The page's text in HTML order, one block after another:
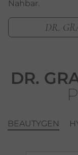
Nahbar.
DR.
DR.
BEAUTYGEN